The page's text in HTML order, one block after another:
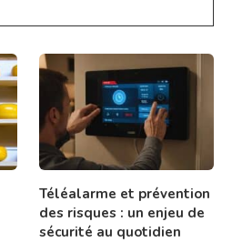
Téléalarme et prévention
des risques : un enjeu de
sécurité au quotidien